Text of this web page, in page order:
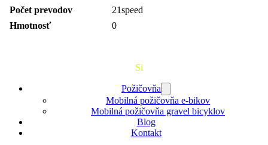
Počet prevodov
21speed
Hmotnosť
0
Si
Požičovňa
Mobilná požičovňa e-bikov
Mobilná požičovňa gravel bicyklov
Blog
Kontakt